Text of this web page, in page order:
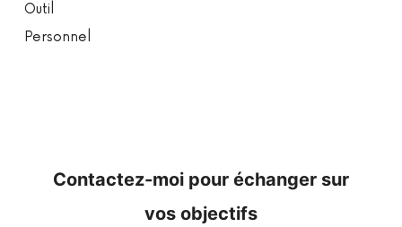
Outil
Personnel
Contactez-moi pour échanger sur
vos objectifs